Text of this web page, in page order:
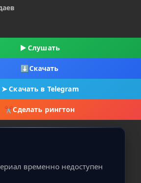
▶ Слушать
⬇Скачать
➤Скачать в Telegram
✂Сделать рингтон
временно недоступен